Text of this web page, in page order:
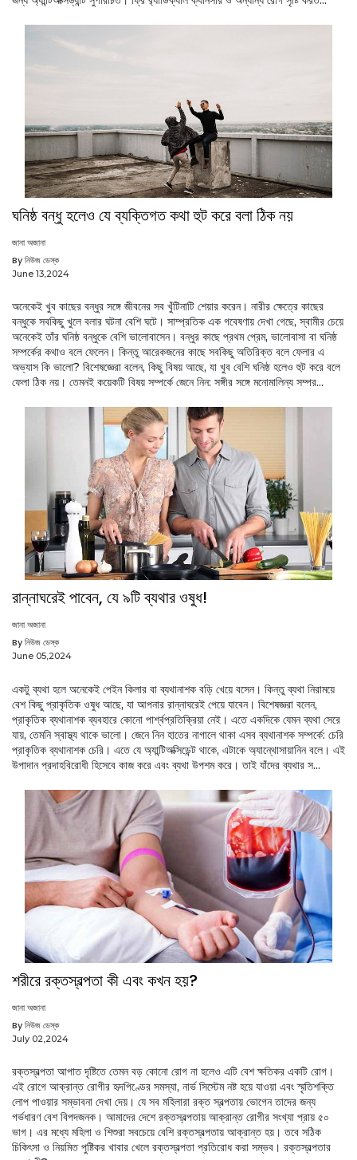
ঘনিষ্ঠ বন্ধু হলেও যে ব্যক্তিগত কথা হুট করে বলা ঠিক নয়
জানা অজানা
By নিউজ ডেস্ক
June 13,2024
অনেকেই খুব কাছের বন্ধুর সঙ্গে জীবনের সব খুঁটিনাটি শেয়ার করেন। নারীর ক্ষেত্রে কাছের
বন্ধুকে সবকিছু খুলে বলার ঘটনা বেশি ঘটে। সাম্প্রতিক এক গবেষণায় দেখা গেছে, স্বামীর চেয়ে
অনেকেই তাঁর ঘনিষ্ঠ বন্ধুকে বেশি ভালোবাসেন। বন্ধুর কাছে প্রথম প্রেম, ভালোবাসা বা ঘনিষ্ঠ
সম্পর্কের কথাও বলে ফেলেন। কিন্তু আরেকজনের কাছে সবকিছু অতিরিক্ত বলে ফেলার এ
অভ্যাস কি ভালো? বিশেষজ্ঞেরা বলেন, কিছু বিষয় আছে, যা খুব বেশি ঘনিষ্ঠ হলেও হুট করে বলে
ফেলা ঠিক নয়। তেমনই কয়েকটি বিষয় সম্পর্কে জেনে নিন: সঙ্গীর সঙ্গে মনোমালিন্য সম্পর...
রান্নাঘরেই পাবেন, যে ৯টি ব্যথার ওষুধ!
জানা অজানা
By নিউজ ডেস্ক
June 05,2024
একটু ব্যথা হলে অনেকেই পেইন কিলার বা ব্যথানাশক বড়ি খেয়ে বসেন। কিন্তু ব্যথা নিরাময়ে
বেশ কিছু প্রাকৃতিক ওষুধ আছে, যা আপনার রান্নাঘরেই পেয়ে যাবেন। বিশেষজ্ঞরা বলেন,
প্রাকৃতিক ব্যথানাশক ব্যবহারে কোনো পার্শ্বপ্রতিক্রিয়া নেই। এতে একদিকে যেমন ব্যথা সেরে
যায়, তেমনি স্বাস্থ্য থাকে ভালো। জেনে নিন হাতের নাগালে থাকা এসব ব্যথানাশক সম্পর্কে: চেরি
প্রাকৃতিক ব্যথানাশক চেরি। এতে যে অ্যান্টিঅক্সিডেন্ট থাকে, এটাকে অ্যান্থোসায়ানিন বলে। এই
উপাদান প্রদাহবিরোধী হিসেবে কাজ করে এবং ব্যথা উপশম করে। তাই যাঁদের ব্যথার স...
শরীরে রক্তস্বল্পতা কী এবং কখন হয়?
জানা অজানা
By নিউজ ডেস্ক
July 02,2024
রক্তস্বল্পতা আপাত দৃষ্টিতে তেমন বড় কোনো রোগ না হলেও এটি বেশ ক্ষতিকর একটি রোগ।
এই রোগে আক্রান্ত রোগীর হৃদপিণ্ডের সমস্যা, নার্ভ সিস্টেম নষ্ট হয়ে যাওয়া এবং স্মৃতিশক্তি
লোপ পাওয়ার সম্ভাবনা দেখা দেয়। যে সব মহিলারা রক্ত স্বল্পতায় ভোগেন তাদের জন্য
গর্ভধারণ বেশ বিপদজনক। আমাদের দেশে রক্তস্বল্পতায় আক্রান্ত রোগীর সংখ্যা প্রায় ৫০
ভাগ। এর মধ্যে মহিলা ও শিশুরা সবচেয়ে বেশি রক্তস্বল্পতায় আক্রান্ত হয়। তবে সঠিক
চিকিৎসা ও নিয়মিত পুষ্টিকর খাবার খেলে রক্তস্বল্পতা প্রতিরোধ করা সম্ভব। রক্তস্বল্পতার